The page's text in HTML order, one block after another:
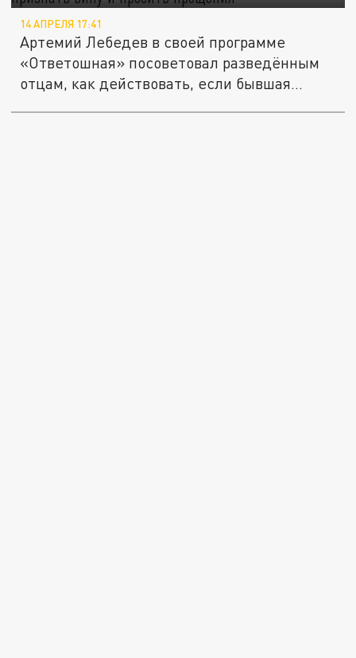
14 АПРЕЛЯ 17:41
Артемий Лебедев в своей программе
«Ответошная» посоветовал разведённым
отцам, как действовать, если бывшая...